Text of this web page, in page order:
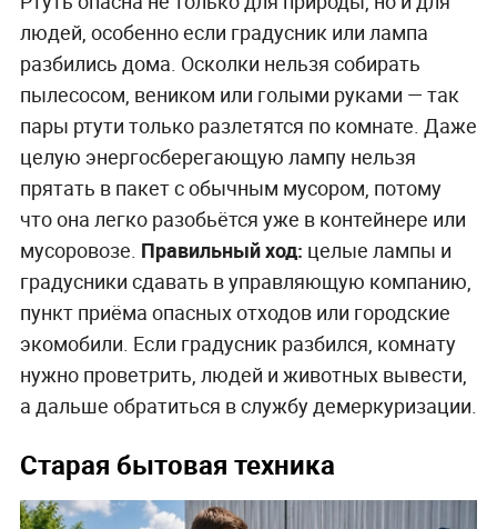
людей, особенно если градусник или лампа
разбились дома. Осколки нельзя собирать
пылесосом, веником или голыми руками — так
пары ртути только разлетятся по комнате. Даже
целую энергосберегающую лампу нельзя
прятать в пакет с обычным мусором, потому
что она легко разобьётся уже в контейнере или
мусоровозе. Правильный ход: целые лампы и
градусники сдавать в управляющую компанию,
пункт приёма опасных отходов или городские
экомобили. Если градусник разбился, комнату
нужно проветрить, людей и животных вывести,
а дальше обратиться в службу демеркуризации.
Старая бытовая техника